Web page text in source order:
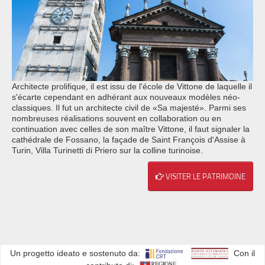
Architecte prolifique, il est issu de l'école de Vittone de laquelle il
s'écarte cependant en adhérant aux nouveaux modèles néo-
classiques. Il fut un architecte civil de «Sa majesté». Parmi ses
nombreuses réalisations souvent en collaboration ou en
continuation avec celles de son maître Vittone, il faut signaler la
cathédrale de Fossano, la façade de Saint François d'Assise à
Turin, Villa Turinetti di Priero sur la colline turinoise.
VISITER LE PATRIMOINE
Un progetto ideato e sostenuto da:
Con il